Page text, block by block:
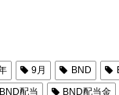
9月 BND
BND配当 BND配当金